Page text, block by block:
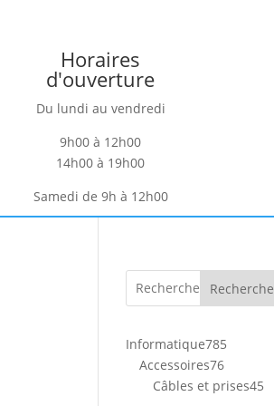
Horaires
d'ouverture
Du lundi au vendredi
9h00 à 12h00
14h00 à 19h00
Samedi de 9h à 12h00
Recherche
Informatique785
Accessoires7676
produits
Câbles et prises45